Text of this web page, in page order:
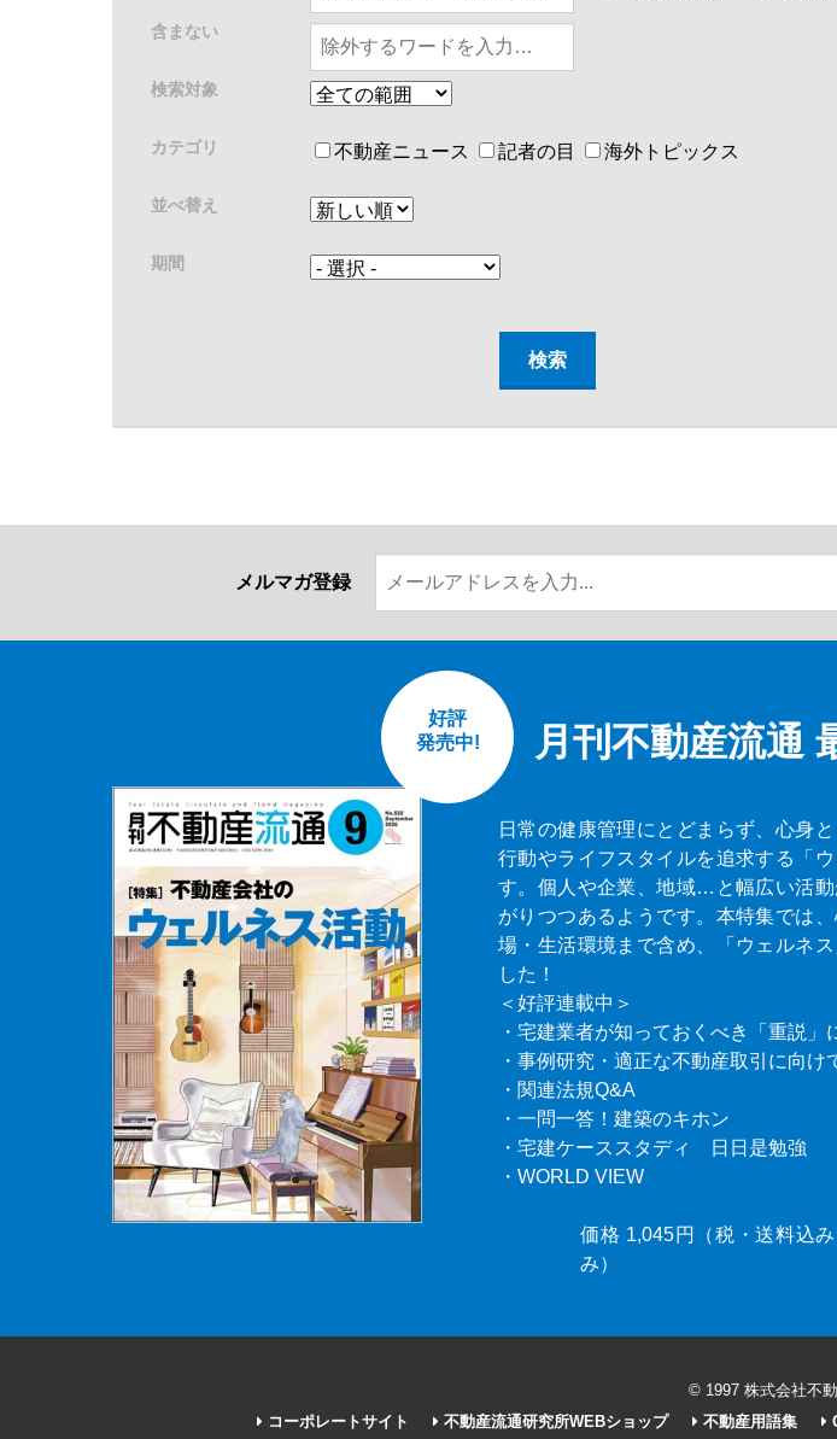
含まない
検索対象
カテゴリ 不動産ニュース 記者の目 海外トピックス
並べ替え
期間
メルマガ登録
月刊不動産流通
好評
発売中!
日常の健康管理にとどまらず、心身
行動やライフスタイルを追求する「
す。個人や企業、地域…と幅広い活
がりつつあるようです。本特集では
場・生活環境まで含め、「ウェルネ
した！
＜好評連載中＞
・宅建業者が知っておくべき「重説」
・事例研究・適正な不動産取引に向け
・関連法規Q&A
・一問一答！建築のキホン
・宅建ケーススタディ 日日是勉強
・WORLD VIEW
価格 1,045円（税・送料込
み）
© 1997 株式会社不
コーポレートサイト
不動産流通研究所WEBショップ 不動産用語集